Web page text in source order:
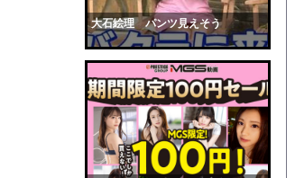
大石絵理 パンツ見えそう